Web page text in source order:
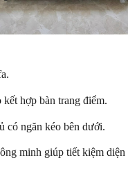
kết hợp bàn trang điểm.
có ngăn kéo bên dưới.
minh giúp tiết kiệm diện